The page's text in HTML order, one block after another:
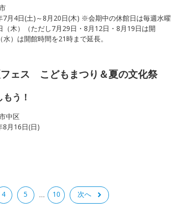
7月4日(土)～8月20日(木) ※会期中の休館日は毎週水曜
（木）（ただし7月29日・8月12日・8月19日は開
）は開館時間を21時まで延長。
ェス こどもまつり＆夏の文化祭
う！
中区
8月16日(日)
4 5 … 10 次へ